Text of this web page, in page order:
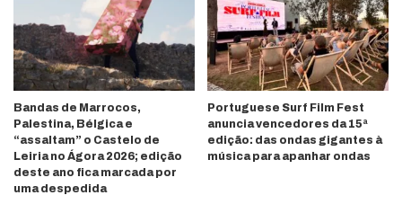
Bandas de Marrocos,
Palestina, Bélgica e
“assaltam” o Castelo de
Leiria no Ágora 2026; edição
deste ano fica marcada por
uma despedida
Portuguese Surf Film Fest
anuncia vencedores da 15ª
edição: das ondas gigantes à
música para apanhar ondas